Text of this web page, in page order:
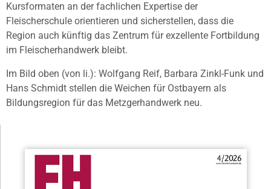
Kursformaten an der fachlichen Expertise der
Fleischerschule orientieren und sicherstellen, dass die
Region auch künftig das Zentrum für exzellente Fortbildung
im Fleischerhandwerk bleibt.
Im Bild oben (von li.): Wolfgang Reif, Barbara Zinkl-Funk und
Hans Schmidt stellen die Weichen für Ostbayern als
Bildungsregion für das Metzgerhandwerk neu.